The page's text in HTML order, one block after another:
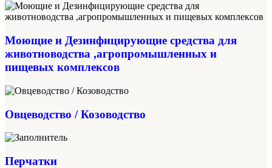
Моющие и Дезинфицирующие средства для
животноводства ,агропромышленных и
пищевых комплексов
Овцеводство / Козоводство
Перчатки